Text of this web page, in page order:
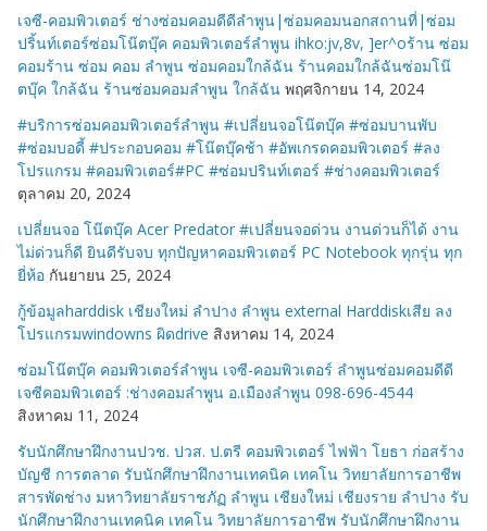
เจซี-คอมพิวเตอร์ ช่างซ่อมคอมดีดีลำพูน|ซ่อมคอมนอกสถานที่|ซ่อม
ปริ้นท์เตอร์ซ่อมโน๊ตบุ๊ค คอมพิวเตอร์ลำพูน ihko:jv,8v, ]er^oร้าน ซ่อม
คอมร้าน ซ่อม คอม ลำพูน ซ่อมคอมใกล้ฉัน ร้านคอมใกล้ฉันซ่อมโน๊
ตบุ๊ค ใกล้ฉัน ร้านซ่อมคอมลำพูน ใกล้ฉัน พฤศจิกายน 14, 2024
#บริการซ่อมคอมพิวเตอร์ลำพูน #เปลี่ยนจอโน๊ตบุ๊ค #ซ่อมบานพับ
#ซ่อมบอดี้ #ประกอบคอม #โน๊ตบุ๊คช้า #อัพเกรดคอมพิวเตอร์ #ลง
โปรแกรม #คอมพิวเตอร์#PC #ซ่อมปรินท์เตอร์ #ช่างคอมพิวเตอร์
ตุลาคม 20, 2024
เปลี่ยนจอ โน๊ตบุ๊ค Acer Predator #เปลี่ยนจอด่วน งานด่วนก็ได้ งาน
ไม่ด่วนก็ดี ยินดีรับจบ ทุกปัญหาคอมพิวเตอร์ PC Notebook ทุกรุ่น ทุก
ยี่ห้อ กันยายน 25, 2024
กู้ข้อมูลharddisk เชียงใหม่ ลำปาง ลำพูน external Harddiskเสีย ลง
โปรแกรมwindowns ผิดdrive สิงหาคม 14, 2024
ซ่อมโน๊ตบุ๊ค คอมพิวเตอร์ลำพูน เจซี-คอมพิวเตอร์ ลำพูนซ่อมคอมดีดี
เจซีคอมพิวเตอร์ :ช่างคอมลำพูน อ.เมืองลำพูน 098-696-4544
สิงหาคม 11, 2024
รับนักศึกษาฝึกงานปวช. ปวส. ป.ตรี คอมพิวเตอร์ ไฟฟ้า โยธา ก่อสร้าง
บัญชี การตลาด รับนักศึกษาฝึกงานเทคนิค เทคโน วิทยาลัยการอาชีพ
สารพัดช่าง มหาวิทยาลัยราชภัฏ ลำพูน เชียงใหม่ เชียงราย ลำปาง รับ
นักศึกษาฝึกงานเทคนิค เทคโน วิทยาลัยการอาชีพ รับนักศึกษาฝึกงาน